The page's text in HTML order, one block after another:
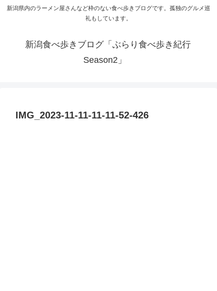
新潟県内のラーメン屋さんなど枠のない食べ歩きブログです。孤独のグルメ巡
礼もしています。
新潟食べ歩きブログ「ぶらり食べ歩き紀行
Season2」
IMG_2023-11-11-11-11-52-426